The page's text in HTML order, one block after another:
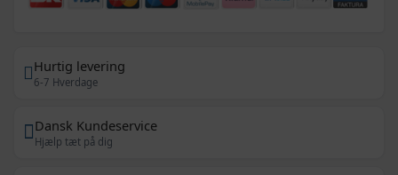
Hurtig levering
6-7 Hverdage
Dansk Kundeservice
Hjælp tæt på dig